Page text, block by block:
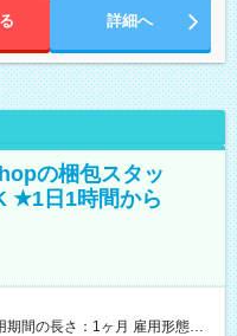
詳細へ
の梱包スタッ
★1日1時間から
期間の長さ：1ヶ月 雇用形態、